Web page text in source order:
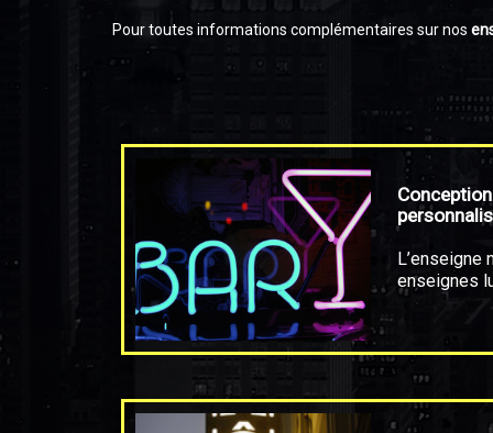
Pour toutes informations complémentaires sur nos
L’enseigne
enseignes